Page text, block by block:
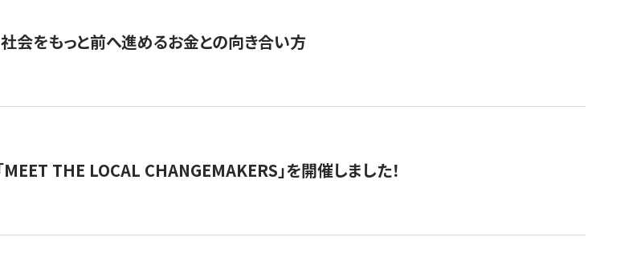
会をもっと前へ進めるお金との向き合い方
THE LOCAL CHANGEMAKERS」を開催しました！